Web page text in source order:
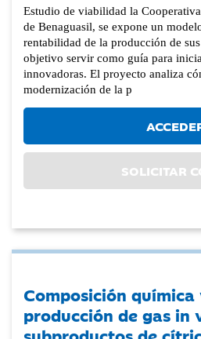
Estudio de viabilidad la
de Benaguasil, se expone un
rentabilidad de la producción de
objetivo servir como guía para
innovadoras. El proyecto analiza
modernización de la p
SOLICITAR
Composición
producción de gas in